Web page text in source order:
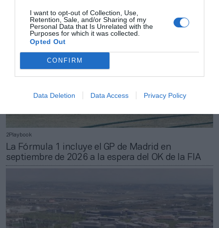
I want to opt-out of Collection, Use,
Retention, Sale, and/or Sharing of my
Personal Data that Is Unrelated with the
Purposes for which it was collected.
Opted Out
CONFIRM
Data Deletion Data Access Privacy Policy
2Playbook
La Fórmula 1 incluye el GP de Madrid en
septiembre de 2026 a la espera del OK de la FIA